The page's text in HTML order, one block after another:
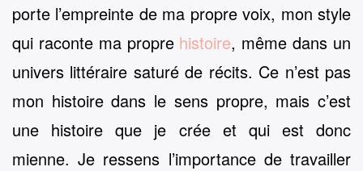
porte l’empreinte de ma propre voix, mon style
qui raconte ma propre histoire, même dans un
univers littéraire saturé de récits. Ce n’est pas
mon histoire dans le sens propre, mais c’est
une histoire que je crée et qui est donc
mienne. Je ressens l’importance de travailler